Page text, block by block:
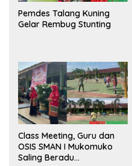
Pemdes Talang Kuning
Gelar Rembug Stunting
Class Meeting, Guru dan
OSIS SMAN I Mukomuko
Saling Beradu